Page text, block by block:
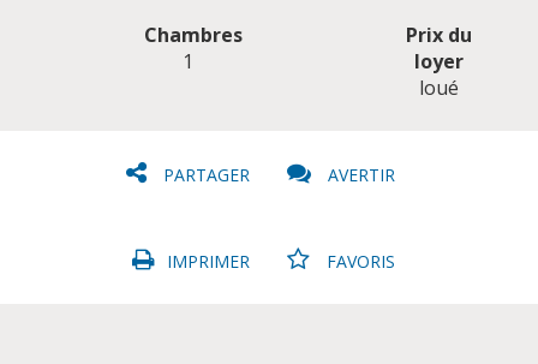
Chambres
1
Prix du
loyer
loué
PARTAGER AVERTIR
IMPRIMER FAVORIS